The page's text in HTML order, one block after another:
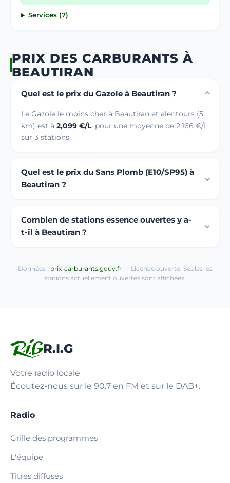
Services (7)
PRIX DES CARBURANTS À
BEAUTIRAN
Quel est le prix du Gazole à Beautiran ?
Le Gazole le moins cher à Beautiran et alentours (5
km) est à 2,099 €/L, pour une moyenne de 2,166 €/L
sur 3 stations.
Quel est le prix du Sans Plomb (E10/SP95) à
Beautiran ?
Combien de stations essence ouvertes y a-
t-il à Beautiran ?
Données : prix-carburants.gouv.fr— Licence ouverte. Seules les
stations actuellement ouvertes sont affichées.
R.I.G
Votre radio locale
Écoutez-nous sur le 90.7 en FM et sur le DAB+.
Radio
Grille des programmes
L'équipe
Titres diffusés